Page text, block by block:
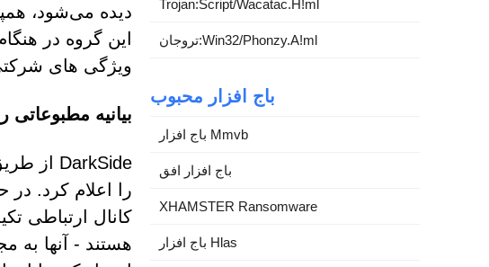
این گروه در
ویژگی های
بیانیه
را اعلام کرد. در
کانال ارتباطی
هستند - آنها به
Trojan:Script/Wacatac.H!ml
تروجان:Win32/Phonzy.A!ml
باج افزار محبوب
باج افزار Mmvb
باج افزار افق
XHAMSTER Ransomware
باج افزار Hlas